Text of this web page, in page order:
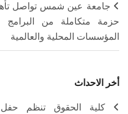
جامعة عين شمس تواصل
حزمة متكاملة من البرامج
المؤسسات المحلية والعالمية
أخر الاحداث
كلية الحقوق تنظم حفل